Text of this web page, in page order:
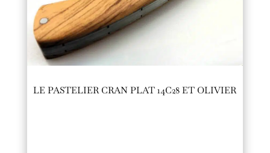
LE PASTELIER CRAN PLAT 14C28 ET OLIVIER